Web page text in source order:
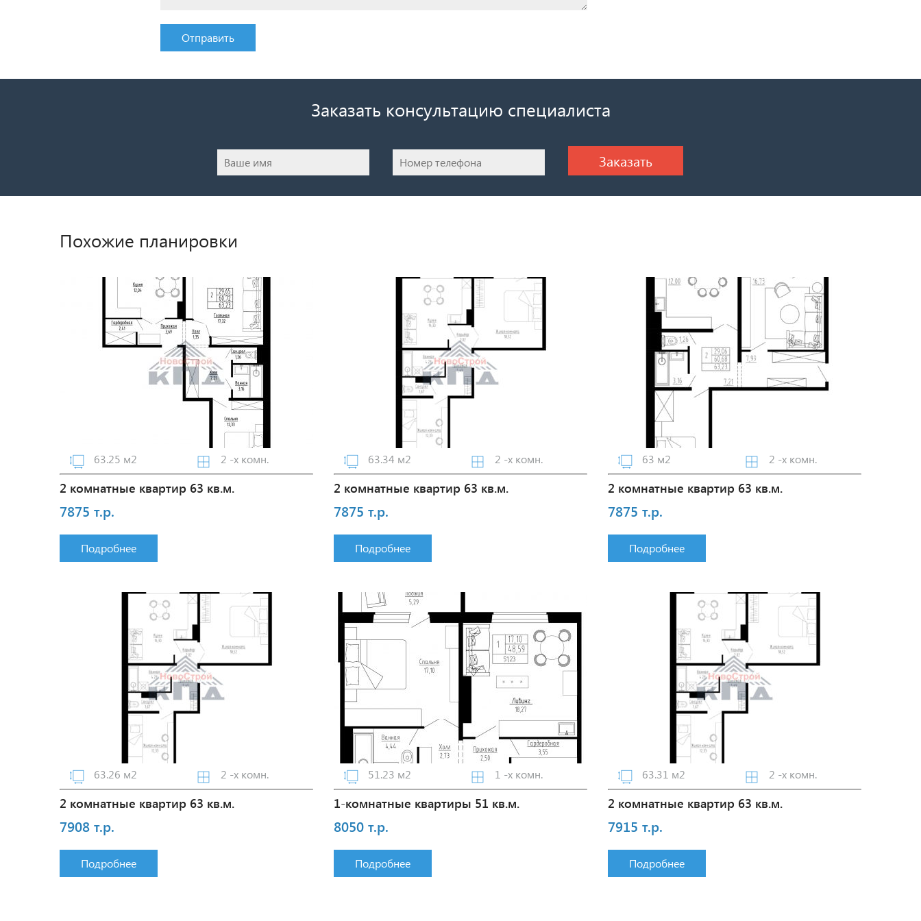
Отправить
Заказать консультацию специалиста
Похожие планировки
63.25 м2 2 -х комн.
2 комнатные квартир 63 кв.м.
7875 т.р.
Подробнее
63.34 м2 2 -х комн.
2 комнатные квартир 63 кв.м.
7875 т.р.
Подробнее
63 м2 2 -х комн.
2 комнатные квартир 63 кв.м.
7875 т.р.
Подробнее
63.26 м2 2 -х комн.
2 комнатные квартир 63 кв.м.
7908 т.р.
Подробнее
51.23 м2 1 -х комн.
1-комнатные квартиры 51 кв.м.
8050 т.р.
Подробнее
63.31 м2 2 -х комн.
2 комнатные квартир 63 кв.м.
7915 т.р.
Подробнее